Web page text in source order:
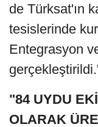
de Türksat'ın
tesislerinde
Entegrasyon
"84 UYDU
OLARAK